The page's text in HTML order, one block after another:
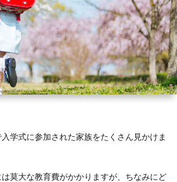
ィ
ー
ル
会
社
エ
ラ
容
室
HAIR-
在
宅・
施
訪
学式に参加された家族をたくさん見かけま
莫大な教育費がかかりますが、ちなみにど